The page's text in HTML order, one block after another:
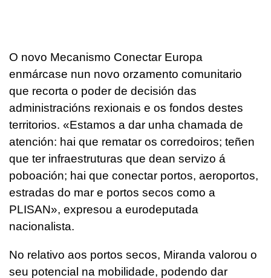
O novo Mecanismo Conectar Europa
enmárcase nun novo orzamento comunitario
que recorta o poder de decisión das
administracións rexionais e os fondos destes
territorios. «Estamos a dar unha chamada de
atención: hai que rematar os corredoiros; teñen
que ter infraestruturas que dean servizo á
poboación; hai que conectar portos, aeroportos,
estradas do mar e portos secos como a
PLISAN», expresou a eurodeputada
nacionalista.
No relativo aos portos secos, Miranda valorou o
seu potencial na mobilidade, podendo dar